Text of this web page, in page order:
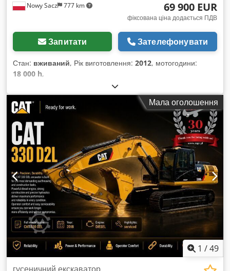
Nowy Sacz 777 km 69 900 EUR
фіксована ціна додається ПДВ
Запитати Зателефонувати
Стан: вживаний, Рік виготовлення: 2012, мотогодини:
18 000 h,
Мала оголошення
1 /49